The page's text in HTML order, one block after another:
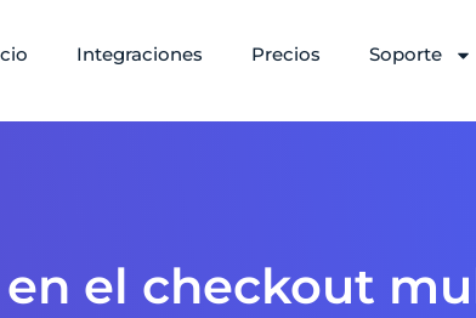
Integraciones Precios Soporte
el checkout